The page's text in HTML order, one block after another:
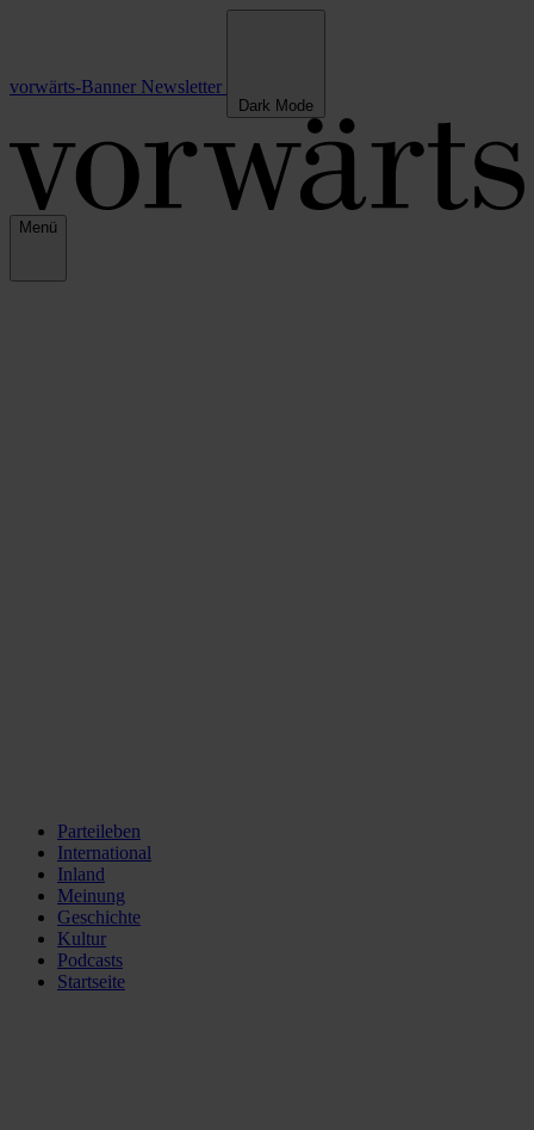
vorwärts-Banner Newsletter
Dark Mode
Menü
Parteileben
International
Inland
Meinung
Geschichte
Kultur
Podcasts
Startseite